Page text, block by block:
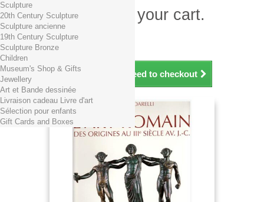
There is 1 item in your cart.
Total products (tax incl.)
Total shipping TTC
Total (tax incl.)
Continue shopping Proceed to checkout
Sculpture
20th Century Sculpture
Sculpture ancienne
19th Century Sculpture
Sculpture Bronze
Children
Museum's Shop & Gifts
Jewellery
Art et Bande dessinée
Livraison cadeau Livre d'art
Sélection pour enfants
Gift Cards and Boxes